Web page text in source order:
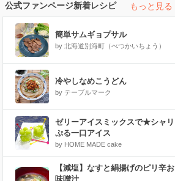
公式ファンページ新着レシピ もっと見る
簡単サムギョプサル
by 北海道別海町（べつかいちょう）
冷やしなめこうどん
by テーブルマーク
ゼリーアイスミックスで★シャリ
ぷる一口アイス
by HOME MADE cake
【減塩】なすと絹揚げのピリ辛お
味噌汁